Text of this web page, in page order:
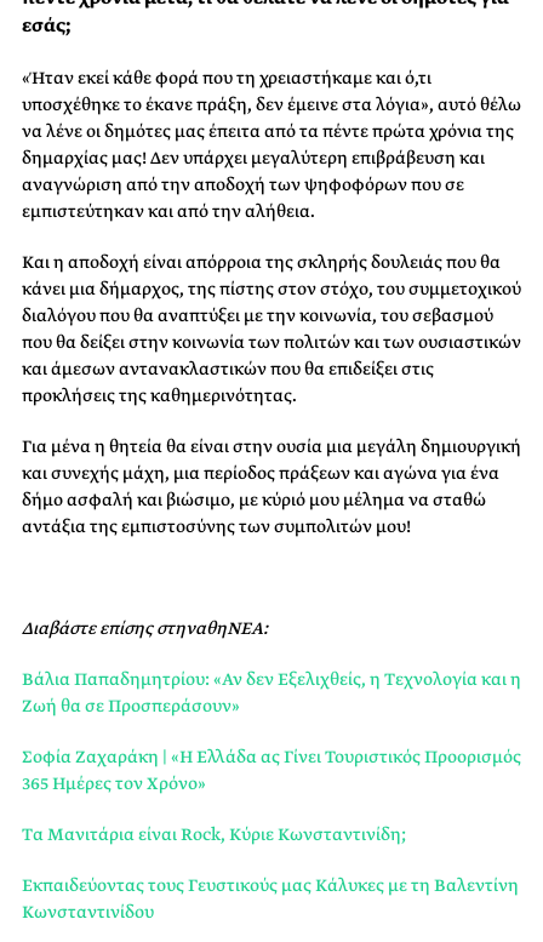
εσάς;
«Ήταν εκεί κάθε φορά που τη χρειαστήκαμε και ό,τι
υποσχέθηκε το έκανε πράξη, δεν έμεινε στα λόγια», αυτό θέλω
να λένε οι δημότες μας έπειτα από τα πέντε πρώτα χρόνια της
δημαρχίας μας! Δεν υπάρχει μεγαλύτερη επιβράβευση και
αναγνώριση από την αποδοχή των ψηφοφόρων που σε
εμπιστεύτηκαν και από την αλήθεια.
Και η αποδοχή είναι απόρροια της σκληρής δουλειάς που θα
κάνει μια δήμαρχος, της πίστης στον στόχο, του συμμετοχικού
διαλόγου που θα αναπτύξει με την κοινωνία, του σεβασμού
που θα δείξει στην κοινωνία των πολιτών και των ουσιαστικών
και άμεσων αντανακλαστικών που θα επιδείξει στις
προκλήσεις της καθημερινότητας.
Για μένα η θητεία θα είναι στην ουσία μια μεγάλη δημιουργική
και συνεχής μάχη, μια περίοδος πράξεων και αγώνα για ένα
δήμο ασφαλή και βιώσιμο, με κύριό μου μέλημα να σταθώ
αντάξια της εμπιστοσύνης των συμπολιτών μου!
Διαβάστε επίσης στηναθηΝΕΑ:
Βάλια Παπαδημητρίου: «Αν δεν Εξελιχθείς, η Τεχνολογία και η
Ζωή θα σε Προσπεράσουν»
Σοφία Ζαχαράκη | «Η Ελλάδα ας Γίνει Τουριστικός Προορισμός
365 Ημέρες τον Χρόνο»
Tα Μανιτάρια είναι Rock, Κύριε Κωνσταντινίδη;
Εκπαιδεύοντας τους Γευστικούς μας Κάλυκες με τη Βαλεντίνη
Κωνσταντινίδου